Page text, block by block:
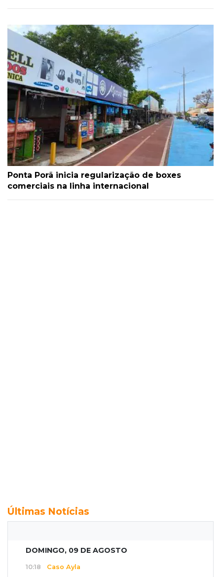
Ponta Porã inicia regularização de boxes
comerciais na linha internacional
Últimas Notícias
DOMINGO, 09 DE AGOSTO
10:18 Caso Ayla